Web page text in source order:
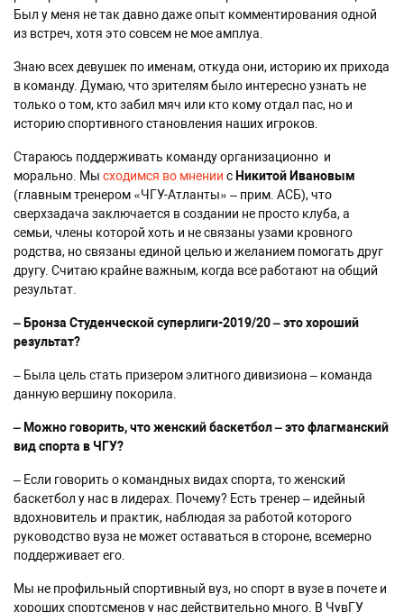
Был у меня не так давно даже опыт комментирования одной
из встреч, хотя это совсем не мое амплуа.
Знаю всех девушек по именам, откуда они, историю их прихода
в команду. Думаю, что зрителям было интересно узнать не
только о том, кто забил мяч или кто кому отдал пас, но и
историю спортивного становления наших игроков.
Стараюсь поддерживать команду организационно и
морально. Мы сходимся во мнении с Никитой Ивановым
(главным тренером «ЧГУ-Атланты» – прим. АСБ), что
сверхзадача заключается в создании не просто клуба, а
семьи, члены которой хоть и не связаны узами кровного
родства, но связаны единой целью и желанием помогать друг
другу. Считаю крайне важным, когда все работают на общий
результат.
– Бронза Студенческой суперлиги-2019/20 – это хороший
результат?
– Была цель стать призером элитного дивизиона – команда
данную вершину покорила.
– Можно говорить, что женский баскетбол – это флагманский
вид спорта в ЧГУ?
– Если говорить о командных видах спорта, то женский
баскетбол у нас в лидерах. Почему? Есть тренер – идейный
вдохновитель и практик, наблюдая за работой которого
руководство вуза не может оставаться в стороне, всемерно
поддерживает его.
Мы не профильный спортивный вуз, но спорт в вузе в почете и
хороших спортсменов у нас действительно много. В ЧувГУ